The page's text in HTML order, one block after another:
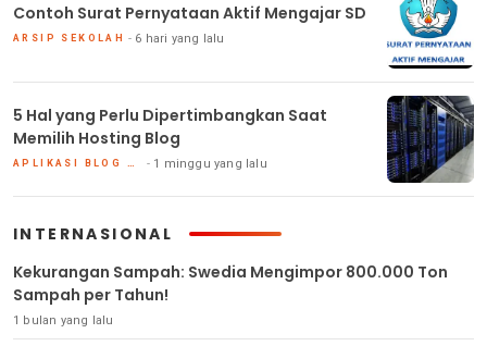
Contoh Surat Pernyataan Aktif Mengajar SD
ARSIP SEKOLAH 6 hari yang lalu
5 Hal yang Perlu Dipertimbangkan Saat
Memilih Hosting Blog
APLIKASI BLOG DAN HOSTING 1 minggu yang lalu
INTERNASIONAL
Kekurangan Sampah: Swedia Mengimpor 800.000 Ton
Sampah per Tahun!
1 bulan yang lalu